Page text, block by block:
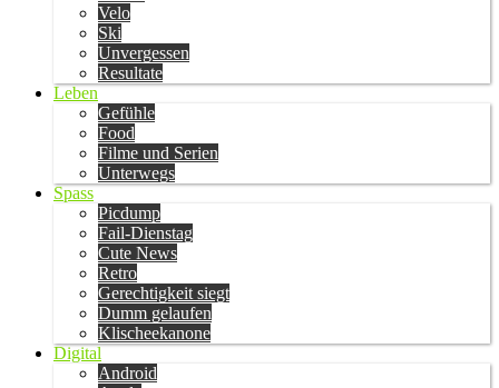
Velo
Ski
Unvergessen
Resultate
Leben
Gefühle
Food
Filme und Serien
Unterwegs
Spass
Picdump
Fail-Dienstag
Cute News
Retro
Gerechtigkeit siegt
Dumm gelaufen
Klischeekanone
Digital
Android